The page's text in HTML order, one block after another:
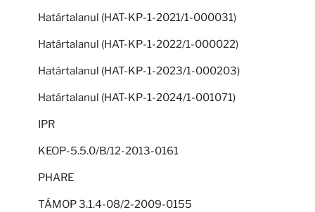
Határtalanul (HAT-KP-1-2021/1-000031)
Határtalanul (HAT-KP-1-2022/1-000022)
Határtalanul (HAT-KP-1-2023/1-000203)
Határtalanul (HAT-KP-1-2024/1-001071)
IPR
KEOP-5.5.0/B/12-2013-0161
PHARE
TÁMOP 3.1.4-08/2-2009-0155